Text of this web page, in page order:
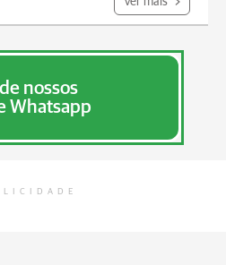
nossos
Whatsapp